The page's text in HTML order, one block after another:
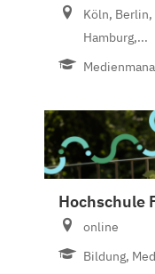
Köln,
Hamburg,...
Hochschule
online
Bildung,